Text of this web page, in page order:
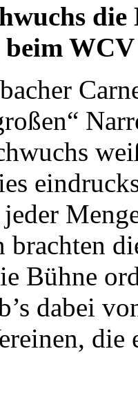
WCV
brachten
Bühne
dabei